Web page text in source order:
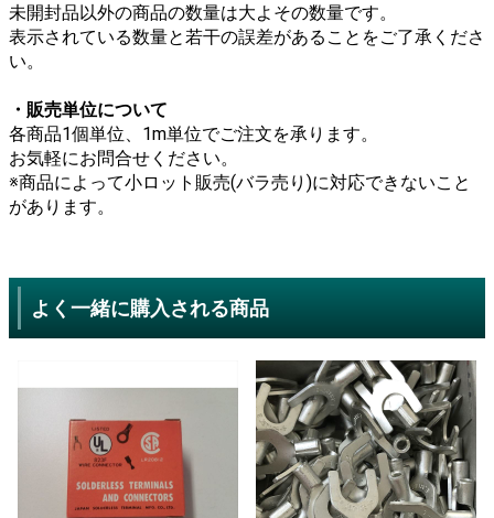
未開封品以外の商品の数量は大よその数量です。
表示されている数量と若干の誤差があることをご了承くださ
い。
・販売単位について
各商品1個単位、1m単位でご注文を承ります。
お気軽にお問合せください。
※商品によって小ロット販売(バラ売り)に対応できないこと
があります。
よく一緒に購入される商品